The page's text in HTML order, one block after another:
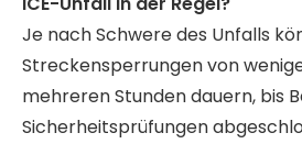
Je nach Schwere des Unfalls
Streckensperrungen von
mehreren Stunden dauern, bis
Sicherheitsprüfungen